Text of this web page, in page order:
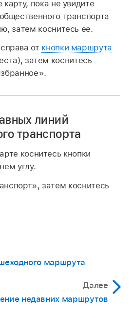
карту, пока не увидите
транспорта
затем коснитесь ее.
от кнопки маршрута
затем коснитесь
линий
транспорта
коснитесь кнопки
углу.
затем коснитесь
маршрута
Далее
недавних маршрутов